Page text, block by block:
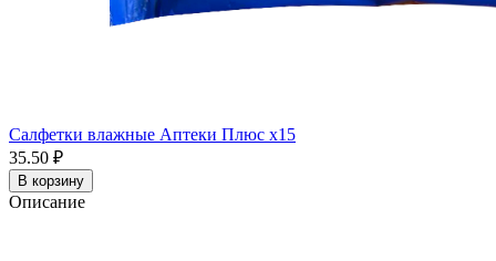
Салфетки влажные Аптеки Плюс x15
35.50 ₽
В корзину
Описание